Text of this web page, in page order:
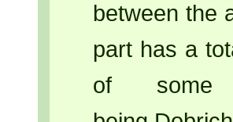
between the
part has a
of some